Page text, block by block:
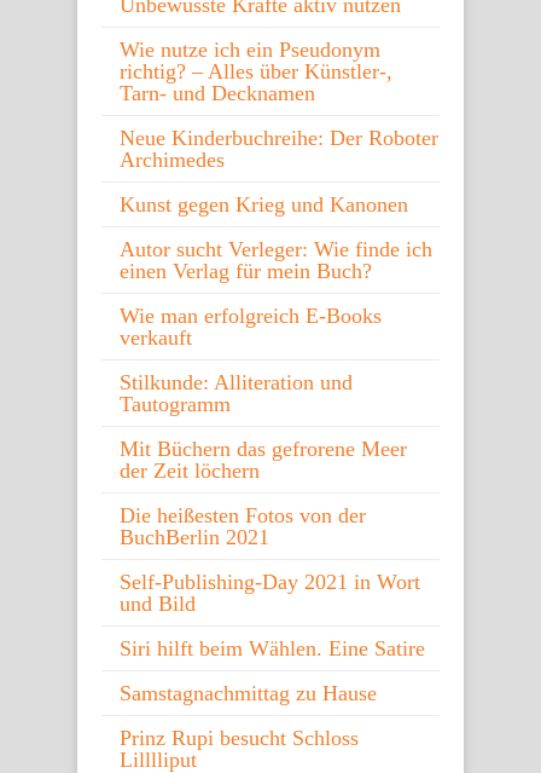
Unbewusste Kräfte aktiv nutzen
Wie nutze ich ein Pseudonym
richtig? – Alles über Künstler-,
Tarn- und Decknamen
Neue Kinderbuchreihe: Der Roboter
Archimedes
Kunst gegen Krieg und Kanonen
Autor sucht Verleger: Wie finde ich
einen Verlag für mein Buch?
Wie man erfolgreich E-Books
verkauft
Stilkunde: Alliteration und
Tautogramm
Mit Büchern das gefrorene Meer
der Zeit löchern
Die heißesten Fotos von der
BuchBerlin 2021
Self-Publishing-Day 2021 in Wort
und Bild
Siri hilft beim Wählen. Eine Satire
Samstagnachmittag zu Hause
Prinz Rupi besucht Schloss
Lilllliput